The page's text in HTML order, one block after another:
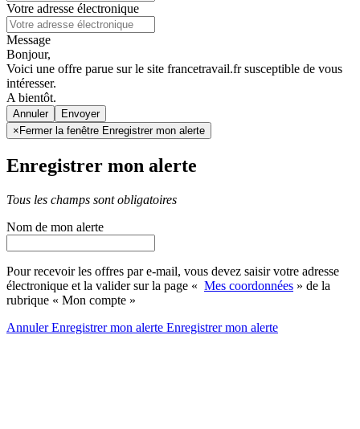
Votre adresse électronique
Message
Bonjour,
Voici une offre parue sur le site francetravail.fr susceptible de vous
intéresser.
A bientôt.
Annuler
× Fermer la fenêtre Enregistrer mon alerte
Enregistrer mon alerte
Tous les champs sont obligatoires
Nom de mon alerte
Pour recevoir les offres par e-mail, vous devez saisir votre adresse
électronique et la valider sur la page « Mes coordonnées » de la
rubrique « Mon compte »
AnnulerEnregistrer mon alerte Enregistrermon alerte